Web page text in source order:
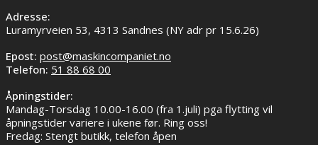
Adresse:
Luramyrveien 53, 4313 Sandnes (NY adr pr 15.6.26)
Epost: post@maskincompaniet.no
Telefon: 51 88 68 00
Åpningstider:
Mandag-Torsdag 10.00-16.00 (fra 1.juli) pga flytting vil
åpningstider variere i ukene før. Ring oss!
Fredag: Stengt butikk, telefon åpen